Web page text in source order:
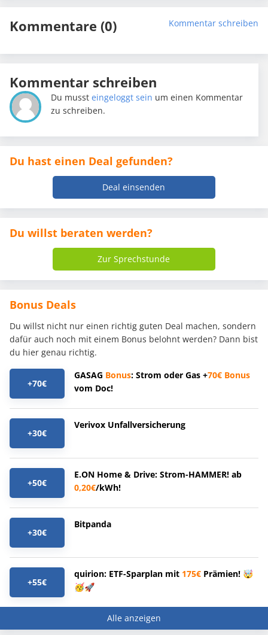
Kommentare (0) Kommentar schreiben
Kommentar schreiben
Du mussteingeloggt sein um einen Kommentar
zu schreiben.
Du hast einen Deal gefunden?
Deal einsenden
Du willst beraten werden?
Zur Sprechstunde
Bonus Deals
Du willst nicht nur einen richtig guten Deal machen, sondern
dafür auch noch mit einem Bonus belohnt werden? Dann bist
du hier genau richtig.
+70€
GASAG Bonus: Strom oder Gas +70€ Bonus
vom Doc!
+30€
Verivox Unfallversicherung
+50€
E.ON Home & Drive: Strom-HAMMER! ab
0,20€/kWh!
+30€
Bitpanda
+55€
quirion: ETF-Sparplan mit 175€ Prämien! 🤯
🥳🚀
Alle anzeigen